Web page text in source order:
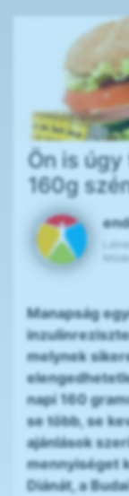
Ön is
160g
Manapság
melynek
napi 160
se több, se
ajánlások
mennyiséget
Diánát, a